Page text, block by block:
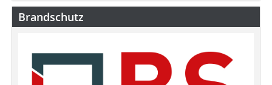
Brandschutz